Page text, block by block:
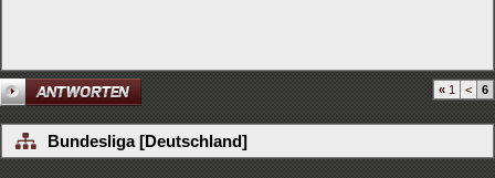
« 1 < 6
Bundesliga [Deutschland]